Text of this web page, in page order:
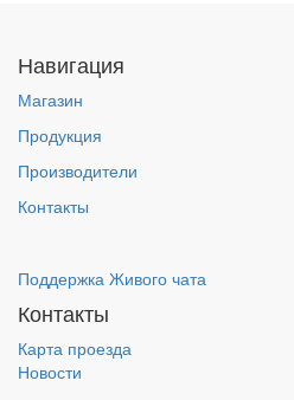
Навигация
Магазин
Продукция
Производители
Контакты
Поддержка Живого чата
Контакты
Карта проезда
Новости